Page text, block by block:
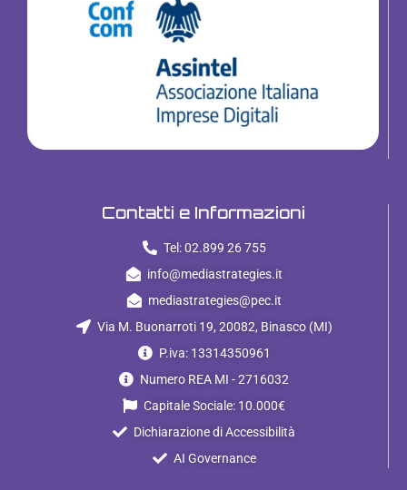
Contatti e Informazioni
Tel: 02.899 26 755
info@mediastrategies.it
mediastrategies@pec.it
Via M. Buonarroti 19, 20082, Binasco (MI)
P.iva: 13314350961
Numero REA MI - 2716032
Capitale Sociale: 10.000€
Dichiarazione di Accessibilità
AI Governance